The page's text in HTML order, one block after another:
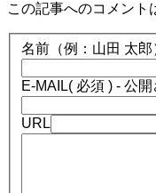
この記事へのコメント
名前（例：山田 太郎
E-MAIL( 必須 ) - 公
URL